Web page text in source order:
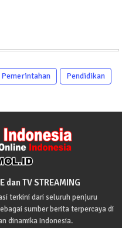
Pemerintahan Pendidikan
dan TV STREAMING
terkini dari seluruh penjuru
sumber berita terpercaya di
dinamika Indonesia.